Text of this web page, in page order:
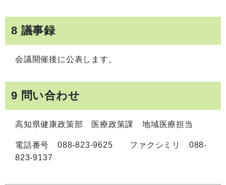
8 議事録
会議開催後に公表します。
9 問い合わせ
高知県健康政策部 医療政策課 地域医療担当
電話番号 088-823-9625 ファクシミリ 088-
823-9137